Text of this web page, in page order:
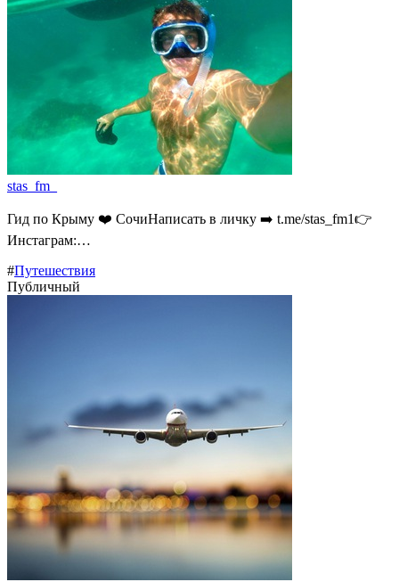
stas_fm_
Гид по Крыму ❤️ СочиНаписать в личку ➡️ t.me/stas_fm1👉
Инстаграм:…
#Путешествия
Публичный